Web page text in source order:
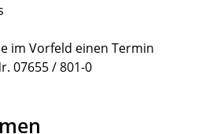
im Vorfeld einen Termin
07655 / 801-0